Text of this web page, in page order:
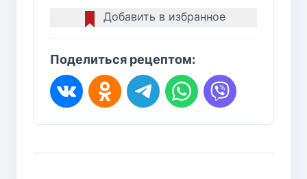
Добавить в избранное
Поделиться рецептом: